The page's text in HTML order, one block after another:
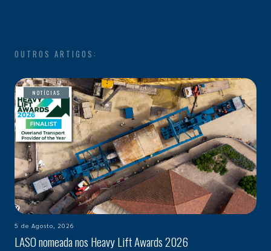
OUTROS ARTIGOS:
NOTÍCIAS
5 de Agosto, 2026
LASO nomeada nos Heavy Lift Awards 2026